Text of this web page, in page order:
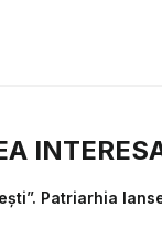
Patriarhia